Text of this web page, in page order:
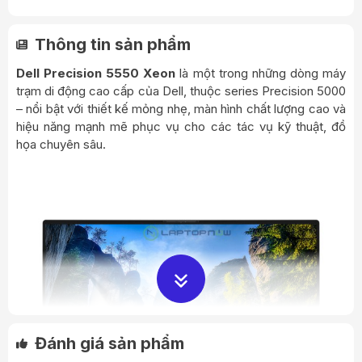
Thông tin sản phẩm
Dell Precision 5550 Xeon là một trong những dòng máy
trạm di động cao cấp của Dell, thuộc series Precision 5000
– nổi bật với thiết kế mỏng nhẹ, màn hình chất lượng cao và
hiệu năng mạnh mẽ phục vụ cho các tác vụ kỹ thuật, đồ
họa chuyên sâu.
Đánh giá sản phẩm